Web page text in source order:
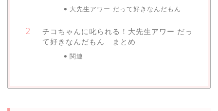
大先生アワー だって好きなんだもん
チコちゃんに叱られる！大先生アワー だっ
て好きなんだもん まとめ
関連